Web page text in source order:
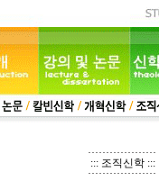
::: 조직신학 :::